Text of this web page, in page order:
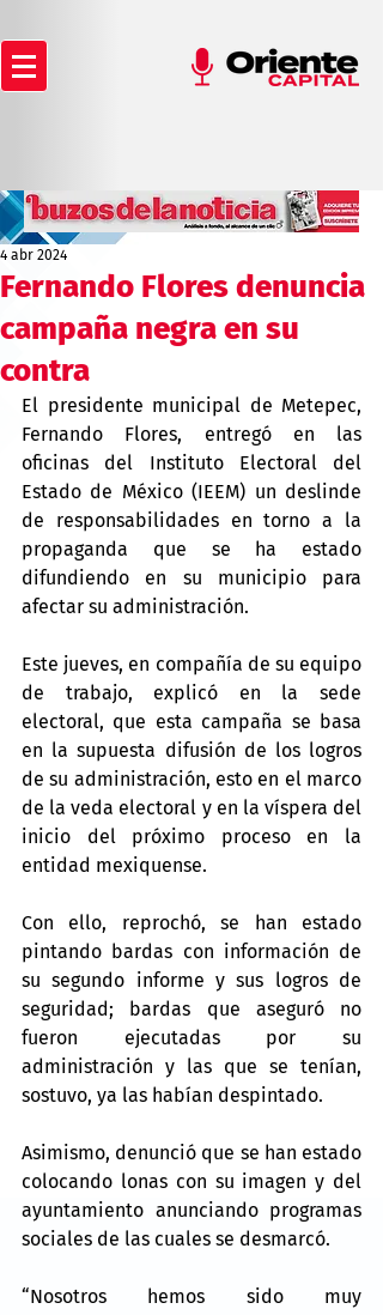
Fernando Flores denuncia
campaña negra en su
contra
4 abr 2024
El presidente municipal de Metepec,
Fernando Flores, entregó en las
oficinas del Instituto Electoral del
Estado de México (IEEM) un deslinde
de responsabilidades en torno a la
propaganda que se ha estado
difundiendo en su municipio para
afectar su administración.
Este jueves, en compañía de su equipo
de trabajo, explicó en la sede
electoral, que esta campaña se basa
en la supuesta difusión de los logros
de su administración, esto en el marco
de la veda electoral y en la víspera del
inicio del próximo proceso en la
entidad mexiquense.
Con ello, reprochó, se han estado
pintando bardas con información de
su segundo informe y sus logros de
seguridad; bardas que aseguró no
fueron ejecutadas por su
administración y las que se tenían,
sostuvo, ya las habían despintado.
Asimismo, denunció que se han estado
colocando lonas con su imagen y del
ayuntamiento anunciando programas
sociales de las cuales se desmarcó.
“Nosotros hemos sido muy